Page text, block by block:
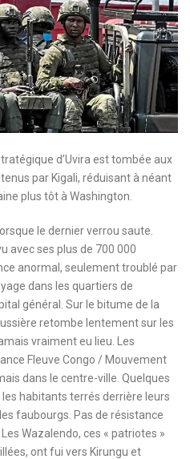
d’Uvira est tombée aux
par Kigali, réduisant à néant
plus tôt à Washington.
le dernier verrou saute.
avec ses plus de 700 000
anormal, seulement troublé par
dans les quartiers de
général. Sur le bitume de la
retombe lentement sur les
vraiment eu lieu. Les
Fleuve Congo / Mouvement
dans le centre-ville. Quelques
habitants terrés derrière leurs
faubourgs. Pas de résistance
Wazalendo, ces « patriotes »
ont fui vers Kirungu et